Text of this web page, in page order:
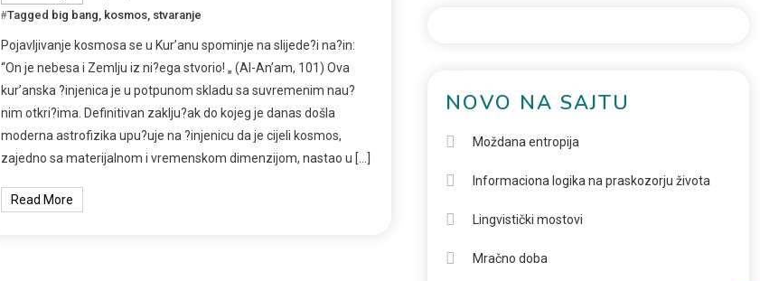
Tagged big bang kosmos, stvaranje
Pojavljivanje kosmosa se u Kur’anu spominje na slijede?i na?in:
“On je nebesa i Zemlju iz ni?ega stvorio! „ (Al-An’am, 101) Ova
kur’anska ?injenica je u potpunom skladu sa suvremenim nau?
nim otkri?ima. Definitivan zaklju?ak do kojeg je danas došla
moderna astrofizika upu?uje na ?injenicu da je cijeli kosmos,
zajedno sa materijalnom i vremenskom dimenzijom, nastao u […]
Read More
NOVO NA SAJTU
Moždana entropija
Informaciona logika na praskozorju života
Lingvistički mostovi
Mračno doba